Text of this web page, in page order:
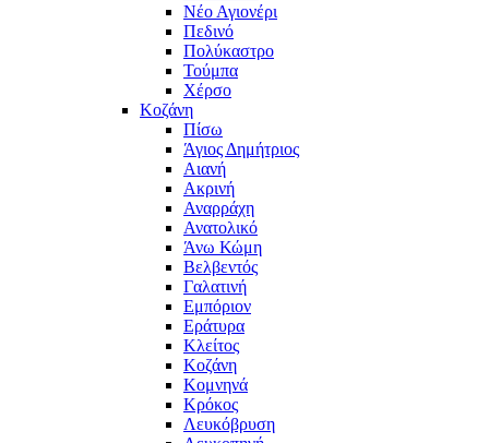
Νέο Αγιονέρι
Πεδινό
Πολύκαστρο
Τούμπα
Χέρσο
Κοζάνη
Πίσω
Άγιος Δημήτριος
Αιανή
Ακρινή
Αναρράχη
Ανατολικό
Άνω Κώμη
Βελβεντός
Γαλατινή
Εμπόριον
Εράτυρα
Κλείτος
Κοζάνη
Κομνηνά
Κρόκος
Λευκόβρυση